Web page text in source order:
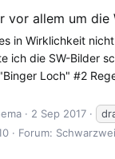
vor allem um die
in Wirklichkeit
ich die SW-Bilder
Loch" #2
2 Sep 2017
Forum: